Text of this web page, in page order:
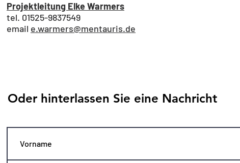
Projektleitung Elke Warmers
tel. 01525-9837549
email e.warmers@mentauris.de
Oder hinterlassen Sie eine Nachricht